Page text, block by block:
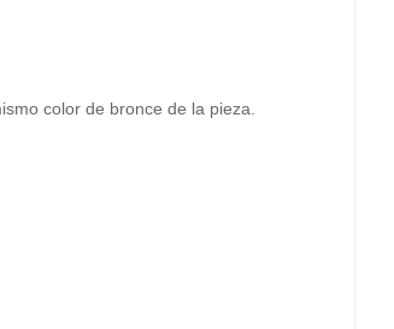
color de bronce de la pieza.